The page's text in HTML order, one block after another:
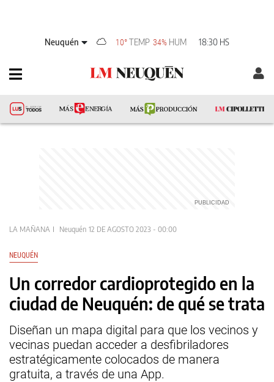
Neuquén 10°TEMP 34% HUM 18:30 HS
LA MAÑANA Neuquén 12 DE AGOSTO 2023 - 00:00
NEUQUÉN
Un corredor cardioprotegido en la
ciudad de Neuquén: de qué se trata
Diseñan un mapa digital para que los vecinos y
vecinas puedan acceder a desfibriladores
estratégicamente colocados de manera
gratuita, a través de una App.